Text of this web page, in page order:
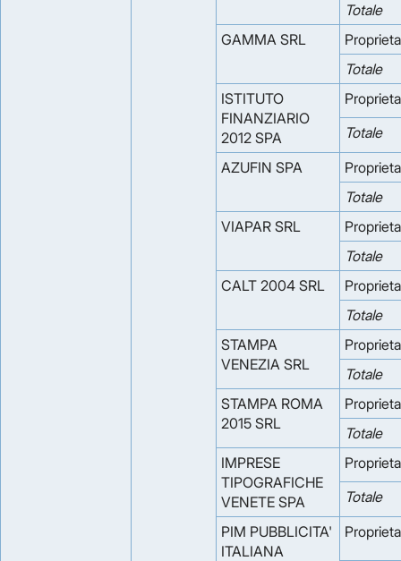
Totale
GAMMA SRL
Totale
ISTITUTO
FINANZIARIO
2012 SPA
Totale
AZUFIN SPA
Totale
VIAPAR SRL
Totale
CALT 2004 SRL
Totale
STAMPA
VENEZIA SRL
Totale
STAMPA ROMA
2015 SRL
Totale
IMPRESE
TIPOGRAFICHE
VENETE SPA
Totale
PIM PUBBLICITA'
ITALIANA